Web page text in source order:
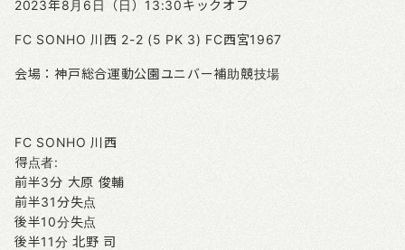
2023年8月6日（日）13:30キックオフ
FC SONHO 川西 2-2 (5 PK 3) FC西宮1967
会場：神戸総合運動公園ユニバー補助競技場
FC SONHO 川西
得点者:
前半3分 大原 俊輔
前半31分失点
後半10分失点
後半11分 北野 司